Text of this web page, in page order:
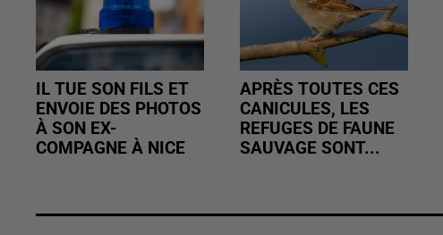
IL TUE SON FILS ET
ENVOIE DES PHOTOS
À SON EX-
COMPAGNE À NICE
APRÈS TOUTES CES
CANICULES, LES
REFUGES DE FAUNE
SAUVAGE SONT...